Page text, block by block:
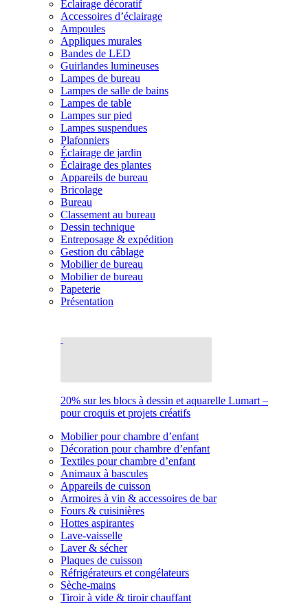
Éclairage décoratif
Accessoires d’éclairage
Ampoules
Appliques murales
Bandes de LED
Guirlandes lumineuses
Lampes de bureau
Lampes de salle de bains
Lampes de table
Lampes sur pied
Lampes suspendues
Plafonniers
Éclairage de jardin
Éclairage des plantes
Appareils de bureau
Bricolage
Bureau
Classement au bureau
Dessin technique
Entreposage & expédition
Gestion du câblage
Mobilier de bureau
Mobilier de bureau
Papeterie
Présentation
20% sur les blocs à dessin et aquarelle Lumart –
pour croquis et projets créatifs
Mobilier pour chambre d’enfant
Décoration pour chambre d’enfant
Textiles pour chambre d’enfant
Animaux à bascules
Appareils de cuisson
Armoires à vin & accessoires de bar
Fours & cuisinières
Hottes aspirantes
Lave-vaisselle
Laver & sécher
Plaques de cuisson
Réfrigérateurs et congélateurs
Sèche-mains
Tiroir à vide & tiroir chauffant